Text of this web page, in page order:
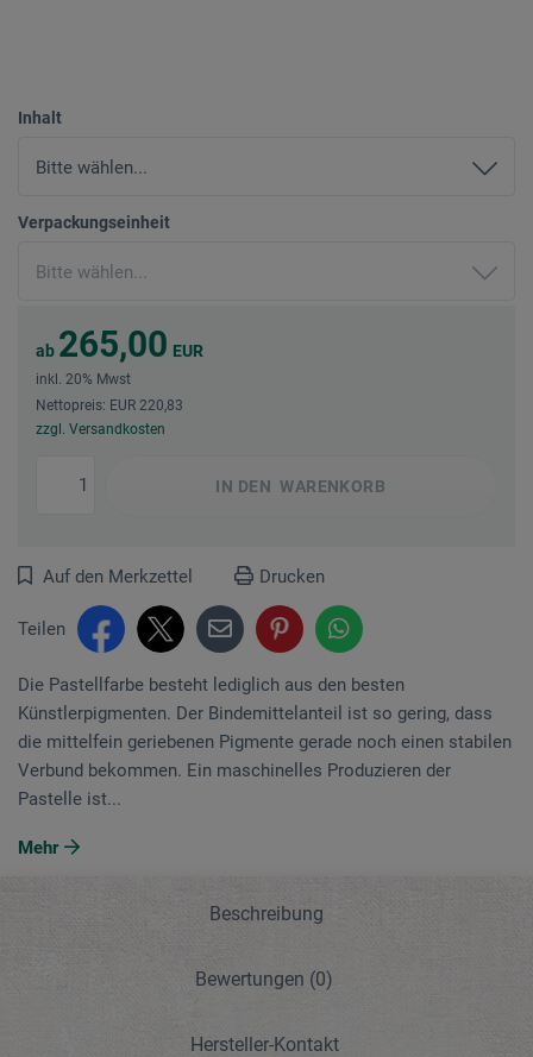
Inhalt
Verpackungseinheit
ab 265,00 EUR
inkl. 20% Mwst
Nettopreis: EUR 220,83
zzgl. Versandkosten
IN DEN WARENKORB
Auf den Merkzettel Drucken
Teilen
Die Pastellfarbe besteht lediglich aus den besten
Künstlerpigmenten. Der Bindemittelanteil ist so gering, dass
die mittelfein geriebenen Pigmente gerade noch einen stabilen
Verbund bekommen. Ein maschinelles Produzieren der
Pastelle ist...
Mehr
Beschreibung
Bewertungen (0)
Hersteller-Kontakt